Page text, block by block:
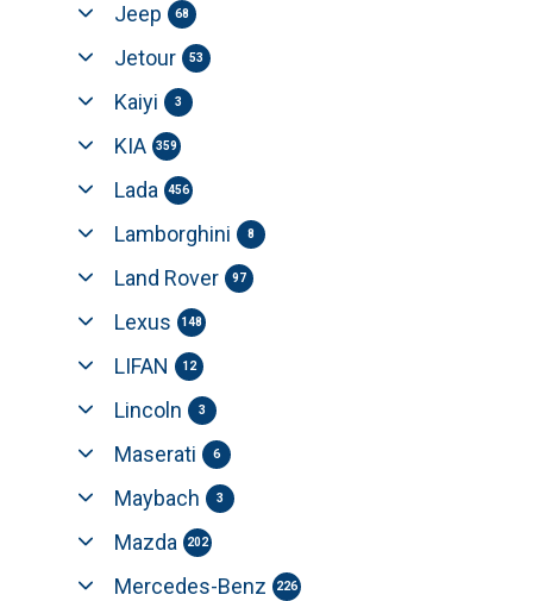
Jeep 68
Jetour 53
Kaiyi 3
KIA 359
Lada 456
Lamborghini 8
Land Rover 97
Lexus 148
LIFAN 12
Lincoln 3
Maserati 6
Maybach 3
Mazda 202
Mercedes-Benz 226